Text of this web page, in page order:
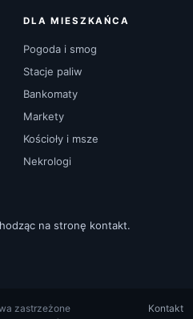
DLA MIESZKAŃCA
Pogoda i smog
Stacje paliw
Bankomaty
Markety
Kościoły i msze
Nekrologi
na stronę kontakt.
zastrzeżone
Kontakt